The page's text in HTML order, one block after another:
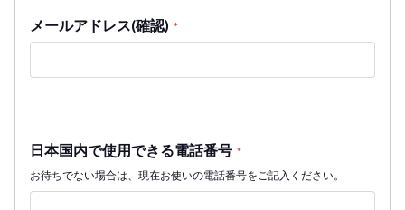
メールアドレス(確認) *
日本国内で使用できる電話番号 *
お待ちでない場合は、現在お使いの電話番号をご記入ください。